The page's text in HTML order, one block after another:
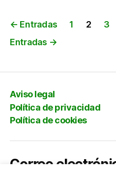
Paginación
de
← Entradas 1 2 3
Entradas →
Aviso legal
Política de privacidad
Política de cookies
Correo